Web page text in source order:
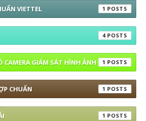
VIETTEL 1
4
CAMERA GIÁM SÁT HÌNH ẢNH 1
CHUẨN 1
1